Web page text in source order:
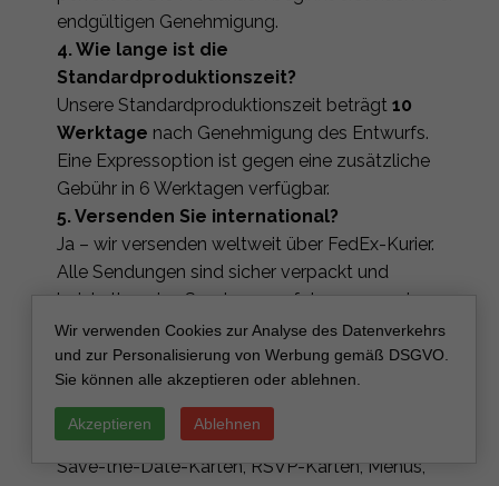
endgültigen Genehmigung.
4. Wie lange ist die
Standardproduktionszeit?
Unsere Standardproduktionszeit beträgt 10
Werktage nach Genehmigung des Entwurfs.
Eine Expressoption ist gegen eine zusätzliche
Gebühr in 6 Werktagen verfügbar.
5. Versenden Sie international?
Ja – wir versenden weltweit über FedEx-Kurier.
Alle Sendungen sind sicher verpackt und
beinhalten eine Sendungsverfolgung, um eine
sichere Lieferung empfindlicher Elemente zu
gewährleisten.
6. Kann ich passende Zubehörteile im
gleichen Stil bestellen?
Ja, Sie können koordinierende Papeterie wie
Save-the-Date-Karten, RSVP-Karten, Menüs,
Wir verwenden Cookies zur Analyse des Datenverkehrs
und zur Personalisierung von Werbung gemäß DSGVO.
Sie können alle akzeptieren oder ablehnen.
Akzeptieren Ablehnen